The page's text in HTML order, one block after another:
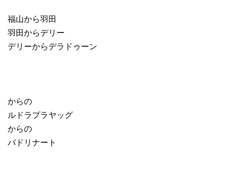
福山から羽田
羽田からデリー
デリーからデラドゥーン
からの
ルドラプラヤッグ
からの
バドリナート